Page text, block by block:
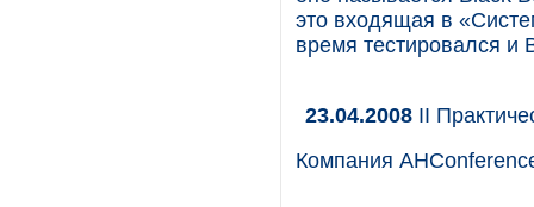
это входящая в
время тестировался и
23.04.2008 II
Компания